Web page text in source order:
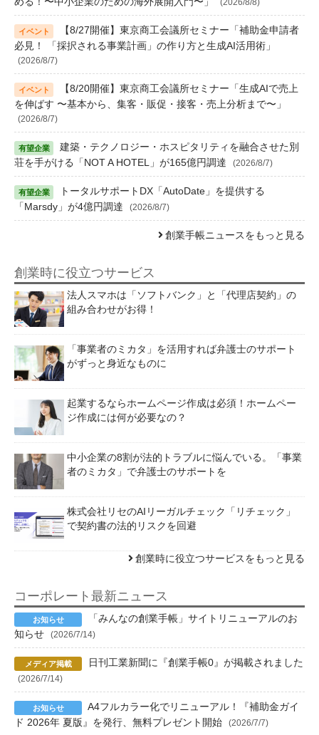
(2026/8/8)
【8/27開催】東京商工会議所セミナー「補助金申請者
必見！ 「採択される事業計画」の作り方と生成AI活用術」
(2026/8/7)
【8/20開催】東京商工会議所セミナー「生成AIで売上
を伸ばす 〜基本から、集客・販促・接客・売上分析まで〜」
(2026/8/7)
建築・テクノロジー・ホスピタリティを融合させた別
荘を手がける「NOT A HOTEL」が165億円調達
(2026/8/7)
トータルサポートDX「AutoDate」を提供する
「Marsdy」が4億円調達
(2026/8/7)
創業手帳ニュースをもっと見る
創業時に役立つサービス
法人スマホは「ソフトバンク」と「代理店契約」の
組み合わせがお得！
「事業者のミカタ」を活用すれば弁護士のサポート
がずっと身近なものに
起業するならホームページ作成は必須！ホームペー
ジ作成には何が必要なの？
中小企業の8割が法的トラブルに悩んでいる。「事業
者のミカタ」で弁護士のサポートを
株式会社リセのAIリーガルチェック「リチェック」
で契約書の法的リスクを回避
創業時に役立つサービスをもっと見る
コーポレート最新ニュース
「みんなの創業手帳」サイトリニューアルのお
知らせ
(2026/7/14)
日刊工業新聞に『創業手帳0』が掲載されました
(2026/7/14)
A4フルカラー化でリニューアル！『補助金ガイ
ド 2026年 夏版』を発行、無料プレゼント開始
(2026/7/7)